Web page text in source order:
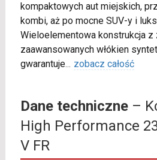
kompaktowych aut miejskich,
kombi, aż po mocne SUV-y i
Wieloelementowa konstrukcja
zaawansowanych włókien
gwarantuje... zobacz całość
Dane techniczne–
High Performance
V FR